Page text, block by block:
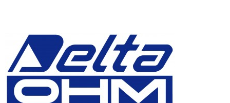
IMV
INFICON
INSMARK
IRROMETER
JFE Advantech